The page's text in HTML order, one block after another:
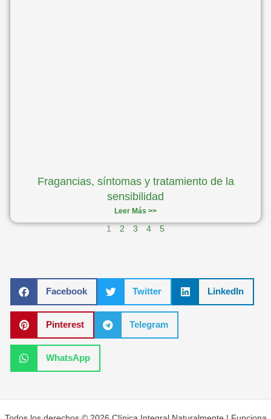
Fragancias, síntomas y tratamiento de la
sensibilidad
Leer Más >>
1 2 3 4 5
Facebook Twitter LinkedIn
Pinterest Telegram
WhatsApp